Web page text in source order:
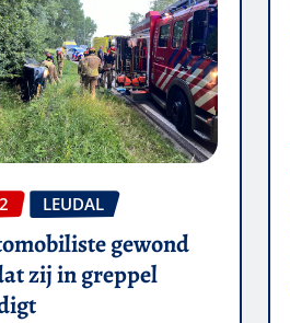
LEUDAL
gewond
zij in greppel